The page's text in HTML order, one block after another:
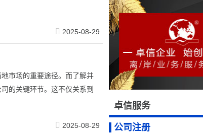
2025-08-29
市场的重要途径。而了解并
的关键环节。这不仅关系到
2025-08-29
卓信服务
公司注册